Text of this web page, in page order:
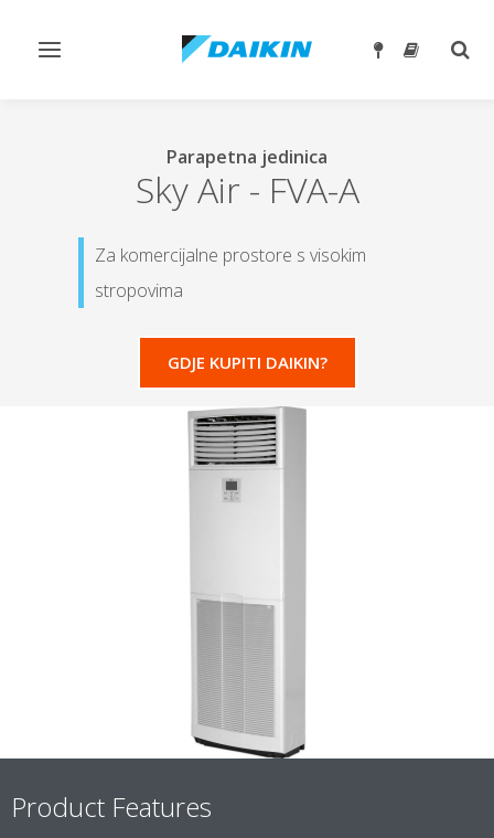
Toggle
Parapetna jedinica
Sky Air - FVA-A
Za komercijalne prostore s visokim
stropovima
GDJE KUPITI DAIKIN?
Product Features